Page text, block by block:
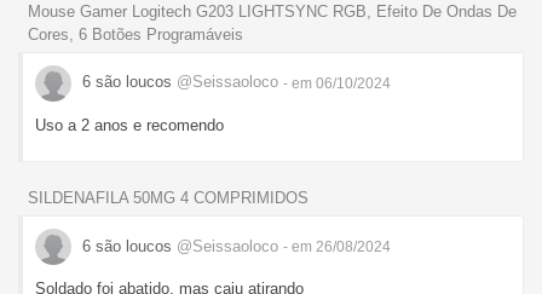
Mouse Gamer Logitech G203 LIGHTSYNC RGB, Efeito De Ondas De
Cores, 6 Botões Programáveis
6 são loucos @Seissaoloco - em 06/10/2024
Uso a 2 anos e recomendo
SILDENAFILA 50MG 4 COMPRIMIDOS
6 são loucos @Seissaoloco - em 26/08/2024
Soldado foi abatido, mas caiu atirando